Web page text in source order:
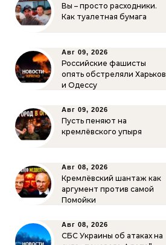
Вы – просто расходники.
Как туалетная бумага
Авг 09, 2026
Российские фашисты
опять обстреляли Харьков
и Одессу
Авг 09, 2026
Пусть пеняют на
кремлёвского упыря
Авг 08, 2026
Кремлёвский шантаж как
аргумент против самой
Помойки
Авг 08, 2026
СБС Украины об атаках на